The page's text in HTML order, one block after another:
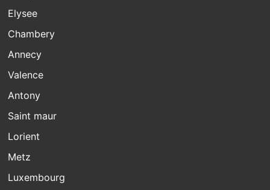
Elysee
Chambery
Annecy
Valence
Antony
Saint maur
Lorient
Metz
Luxembourg